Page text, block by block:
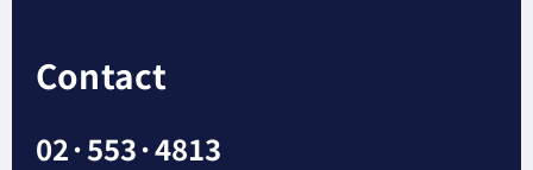
Contact
02·553·4813